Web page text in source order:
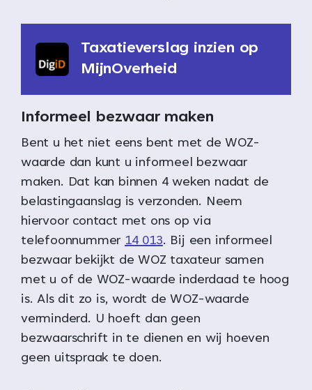
Taxatieverslag inzien op
MijnOverheid
Informeel bezwaar maken
Bent u het niet eens bent met de WOZ-
waarde dan kunt u informeel bezwaar
maken. Dat kan binnen 4 weken nadat de
belastingaanslag is verzonden. Neem
hiervoor contact met ons op via
telefoonnummer 14 013. Bij een informeel
bezwaar bekijkt de WOZ taxateur samen
met u of de WOZ-waarde inderdaad te hoog
is. Als dit zo is, wordt de WOZ-waarde
verminderd. U hoeft dan geen
bezwaarschrift in te dienen en wij hoeven
geen uitspraak te doen.